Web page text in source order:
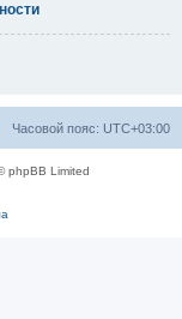
Часовой пояс: UTC+03:00
phpBB Limited